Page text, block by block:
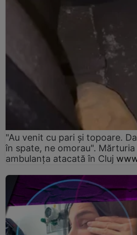
"Au venit cu pari și topoare.
în spate, ne omorau".
ambulanţa atacată în Cluj